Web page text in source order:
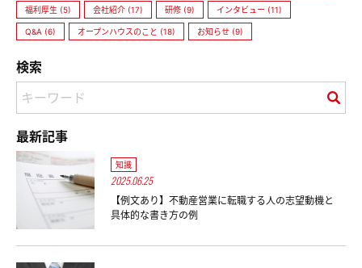
福利厚生 (5) 会社紹介 (17) 研修 (9) インタビュー (11)
Q&A (6) オープンハウスのこと (18) お知らせ (9)
検索
最新記事
知識
2025.06.25
【例文あり】不動産営業に転職する人の志望動機と
具体的な書き方の例